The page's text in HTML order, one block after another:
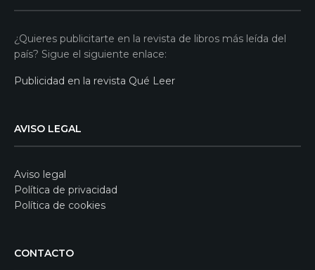
¿Quieres publicitarte en la revista de libros más leída del
país? Sigue el siguiente enlace:
Publicidad en la revista Qué Leer
AVISO LEGAL
Aviso legal
Política de privacidad
Política de cookies
CONTACTO